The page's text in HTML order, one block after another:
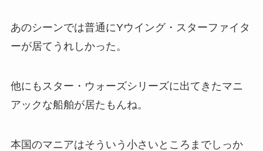
あのシーンでは普通にYウイング・スターファイタ
ーが居てうれしかった。
他にもスター・ウォーズシリーズに出てきたマニ
アックな船舶が居たもんね。
本国のマニアはそういう小さいところまでしっか